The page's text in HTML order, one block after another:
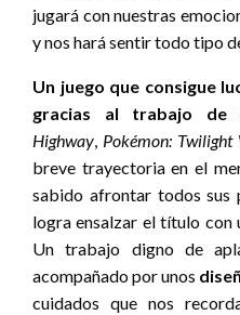
jugará con nuestras
y nos hará sentir todo tipo
Un juego que consigue
gracias al trabajo de
Highway, Pokémon: Twilight
breve trayectoria en el
sabido afrontar todos sus
logra ensalzar el título con
Un trabajo digno de
acompañado por unos
cuidados que nos